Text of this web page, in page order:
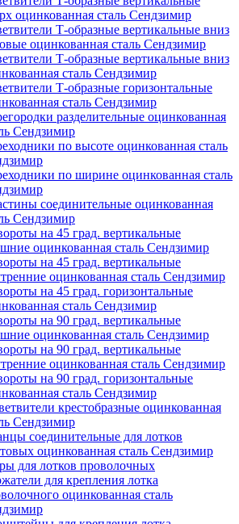
оцинкованная сталь Сендзимир
Т-образные вертикальные вниз
оцинкованная сталь Сендзимир
Т-образные вертикальные вниз
сталь Сендзимир
Т-образные горизонтальные
сталь Сендзимир
разделительные оцинкованная
Сендзимир
по высоте оцинкованная сталь
по ширине оцинкованная сталь
соединительные оцинкованная
Сендзимир
на 45 град. вертикальные
оцинкованная сталь Сендзимир
на 45 град. вертикальные
оцинкованная сталь Сендзимир
на 45 град. горизонтальные
сталь Сендзимир
на 90 град. вертикальные
оцинкованная сталь Сендзимир
на 90 град. вертикальные
оцинкованная сталь Сендзимир
на 90 град. горизонтальные
сталь Сендзимир
крестобразные оцинкованная
Сендзимир
соединительные для лотков
оцинкованная сталь Сендзимир
для лотков проволочных
для крепления лотка
оцинкованная сталь